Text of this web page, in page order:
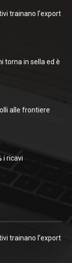
trainano l’export
torna in sella ed è
alle frontiere
i ricavi
trainano l’export